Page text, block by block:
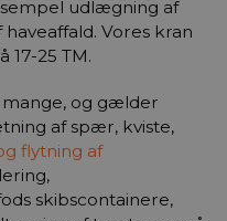
udlægning af
Vores kran
17-25 TM.
og gælder
af spær, kviste,
flytning af
skibscontainere,